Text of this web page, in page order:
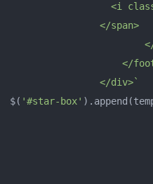
<i
</span>
</
</div>`
$(
'#star-box'